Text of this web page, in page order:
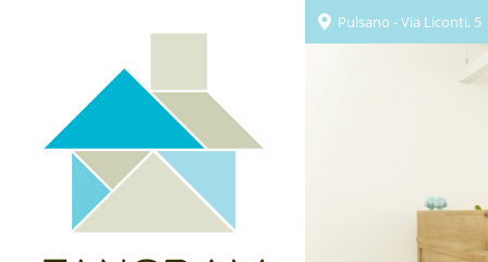
Pulsano - Via Liconti, 5